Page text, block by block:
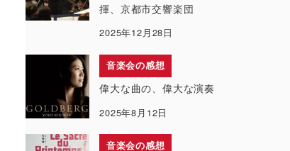
揮、京都市交響楽団
2025年12月28日
音楽会の感想
偉大な曲の、偉大な演奏
2025年8月12日
音楽会の感想